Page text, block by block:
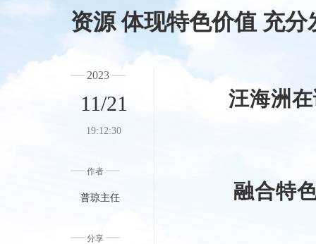
资源 体现特色价值 充
2023
11/21
19:12:30
作者
普琼主任
分享
汪海洲
融合特